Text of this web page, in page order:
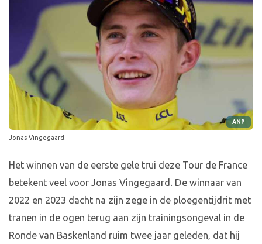
ANP
Jonas Vingegaard.
Het winnen van de eerste gele trui deze Tour de France
betekent veel voor Jonas Vingegaard. De winnaar van
2022 en 2023 dacht na zijn zege in de ploegentijdrit met
tranen in de ogen terug aan zijn trainingsongeval in de
Ronde van Baskenland ruim twee jaar geleden, dat hij